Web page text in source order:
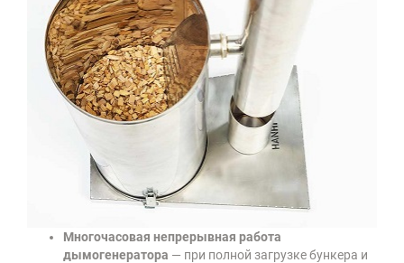
Многочасовая непрерывная работа
дымогенератора — при полной загрузке бункера и